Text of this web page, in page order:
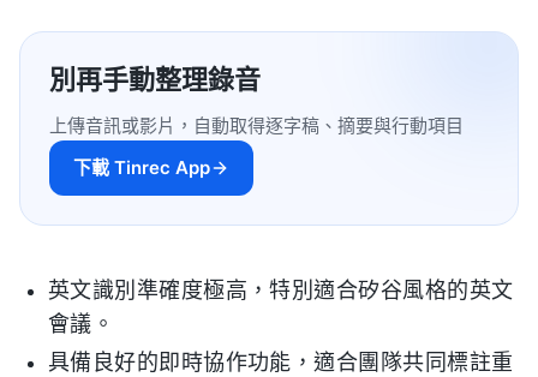
別再手動整理錄音
上傳音訊或影片，自動取得逐字稿、摘要與行動項目
下載 Tinrec App
英文識別準確度極高，特別適合矽谷風格的英文
會議。
具備良好的即時協作功能，適合團隊共同標註重